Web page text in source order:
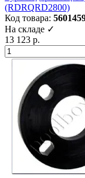
(RDRQRD2800)
Код товара:
На складе ✓
13 123 р.